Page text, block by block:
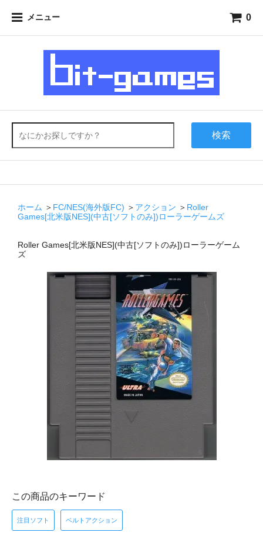
メニュー 0
検索
ホーム ＞ FC/NES(海外版FC) ＞ アクション ＞ Roller
Games[北米版NES](中古[ソフトのみ])ローラーゲームズ
Roller Games[北米版NES](中古[ソフトのみ])ローラーゲーム
ズ
この商品のキーワード
注目ソフト ベルトアクション